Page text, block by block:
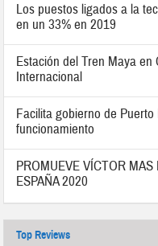
Los puestos ligados a la
en un 33% en 2019
Estación del Tren Maya
Internacional
Facilita gobierno de
funcionamiento
PROMUEVE VÍCTOR MAS
ESPAÑA 2020
Top Reviews